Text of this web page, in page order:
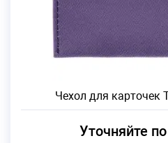
Чехол для карточек
Уточняйте